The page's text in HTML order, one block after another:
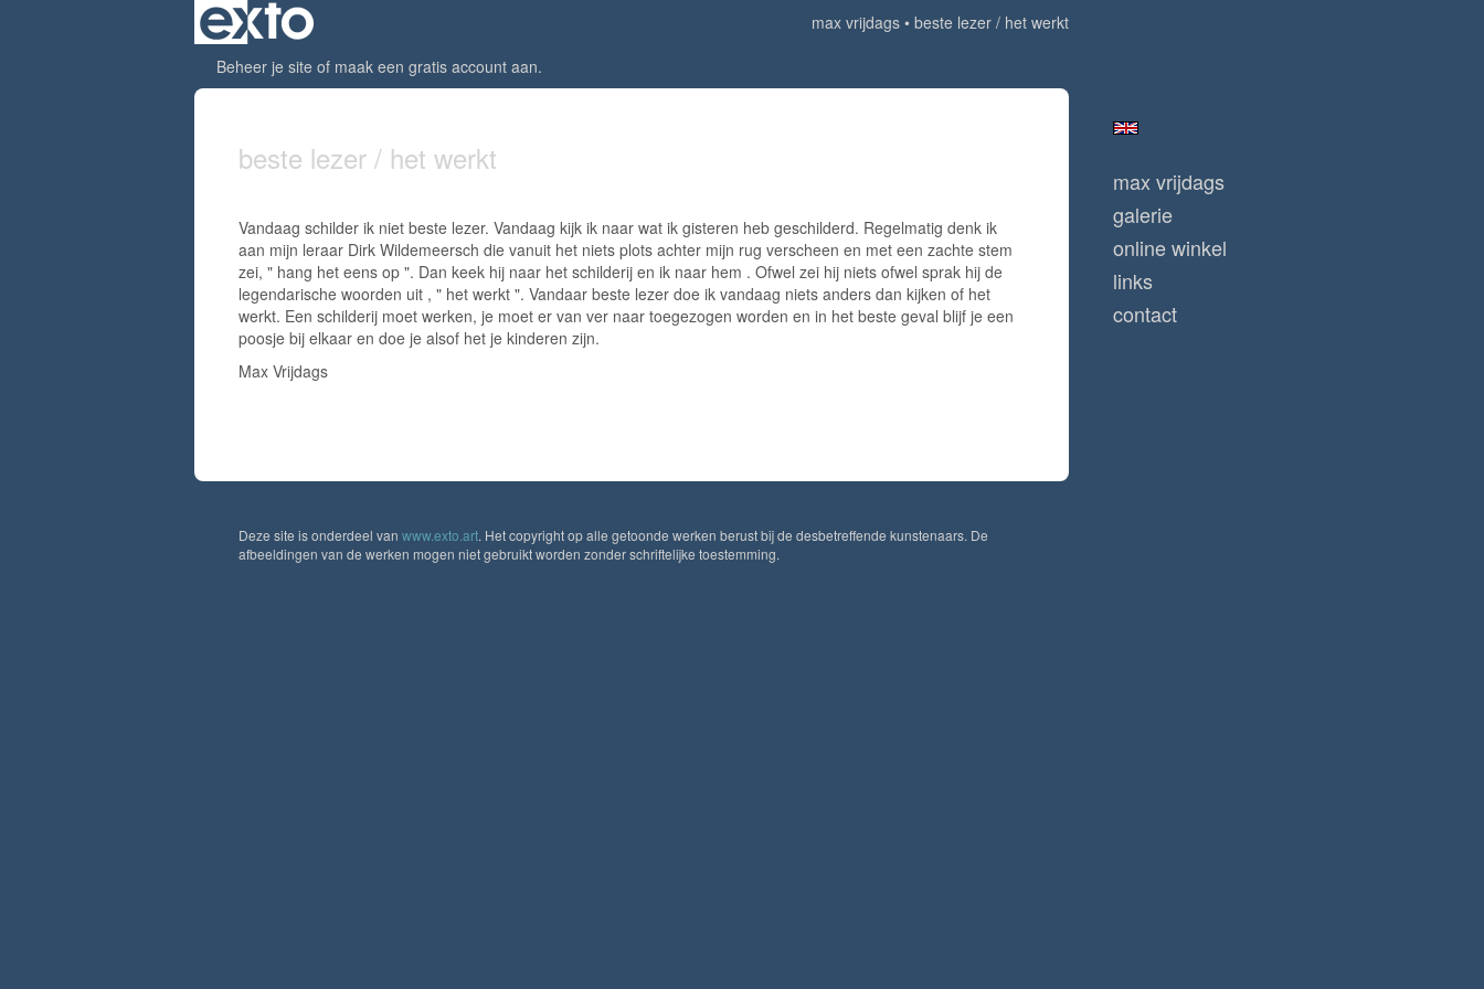
max vrijdags
beste lezer / het werkt
Beheer je site of maak een gratis account aan.
beste lezer / het werkt
Vandaag schilder ik niet beste lezer. Vandaag kijk ik naar wat ik gisteren heb geschilderd. Regelmatig denk ik
aan mijn leraar Dirk Wildemeersch die vanuit het niets plots achter mijn rug verscheen en met een zachte stem
zei, " hang het eens op ". Dan keek hij naar het schilderij en ik naar hem . Ofwel zei hij niets ofwel sprak hij de
legendarische woorden uit , " het werkt ". Vandaar beste lezer doe ik vandaag niets anders dan kijken of het
werkt. Een schilderij moet werken, je moet er van ver naar toegezogen worden en in het beste geval blijf je een
poosje bij elkaar en doe je alsof het je kinderen zijn.
Max Vrijdags
max vrijdags
galerie
online winkel
links
contact
Deze site is onderdeel van www.exto.art. Het copyright op alle getoonde werken berust bij de desbetreffende kunstenaars. De
afbeeldingen van de werken mogen niet gebruikt worden zonder schriftelijke toestemming.